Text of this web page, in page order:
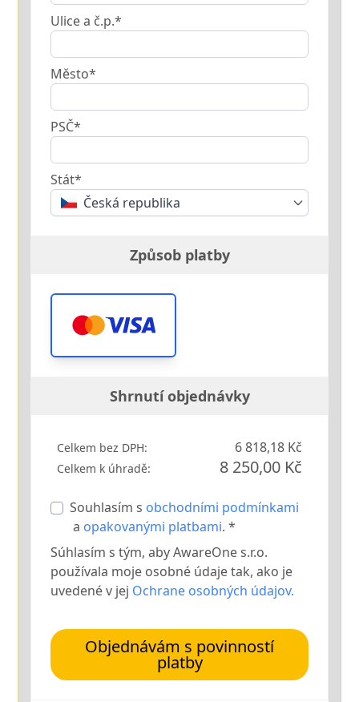
Ulice a č.p.*
Město*
PSČ*
Stát*
Česká republika
Způsob platby
Shrnutí objednávky
Celkem bez DPH: 6 818,18 Kč
Celkem k úhradě: 8 250,00 Kč
Souhlasím s obchodními podmínkami
a opakovanými platbami. *
Súhlasím s tým, aby AwareOne s.r.o.
používala moje osobné údaje tak, ako je
uvedené v jej Ochrane osobných údajov.
Objednávám s povinností
platby